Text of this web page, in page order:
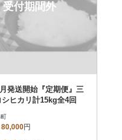
受付期間外
発送開始『定期便』三
ヒカリ計15kg全4回
80,000円